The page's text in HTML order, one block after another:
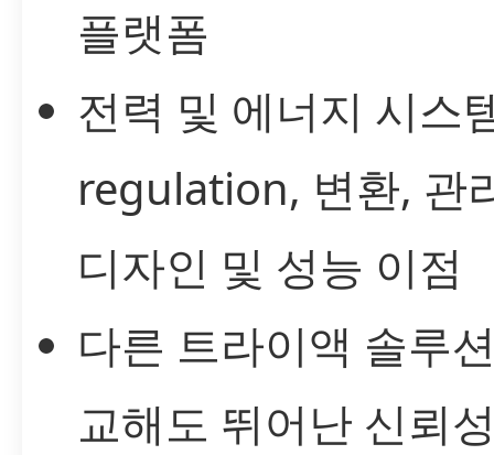
플랫폼
전력 및 에너지 시스
regulation, 변환, 관
디자인 및 성능 이점
다른 트라이액 솔루
교해도 뛰어난 신뢰